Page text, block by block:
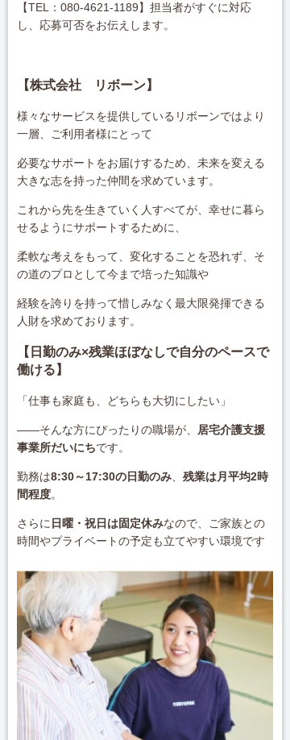
【TEL：080-4621-1189】担当者がすぐに対応
し、応募可否をお伝えします。
【株式会社 リボーン】
様々なサービスを提供しているリボーンではより
一層、ご利用者様にとって
必要なサポートをお届けするため、未来を変える
大きな志を持った仲間を求めています。
これから先を生きていく人すべてが、幸せに暮ら
せるようにサポートするために、
柔軟な考えをもって、変化することを恐れず、そ
の道のプロとして今まで培った知識や
経験を誇りを持って惜しみなく最大限発揮できる
人財を求めております。
【日勤のみ×残業ほぼなしで自分のペースで
働ける】
「仕事も家庭も、どちらも大切にしたい」
――そんな方にぴったりの職場が、
居宅介護支援
事業所だいにちです。
勤務は8:30～17:30の日勤のみ 、残業は月平均2時
間程度。
さらに 日曜・祝日は固定休みなので、ご家族との
時間やプライベートの予定も立てやすい環境です